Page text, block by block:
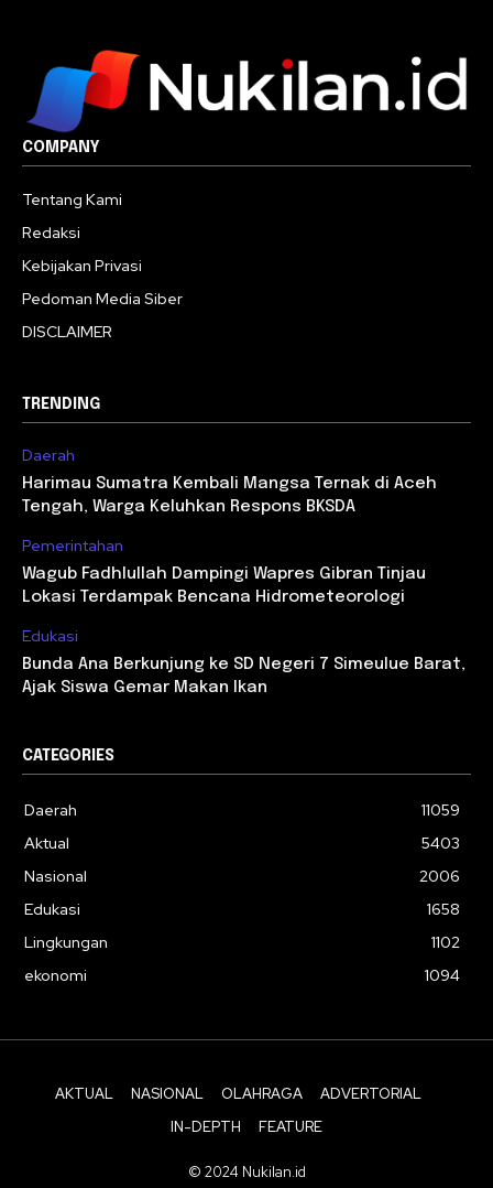
COMPANY
Tentang Kami
Redaksi
Kebijakan Privasi
Pedoman Media Siber
DISCLAIMER
TRENDING
Daerah
Harimau Sumatra Kembali Mangsa Ternak di Aceh
Tengah, Warga Keluhkan Respons BKSDA
Pemerintahan
Wagub Fadhlullah Dampingi Wapres Gibran Tinjau
Lokasi Terdampak Bencana Hidrometeorologi
Edukasi
Bunda Ana Berkunjung ke SD Negeri 7 Simeulue Barat,
Ajak Siswa Gemar Makan Ikan
CATEGORIES
Daerah
11059
Aktual
5403
Nasional
2006
Edukasi
1658
Lingkungan
1102
ekonomi
1094
AKTUAL NASIONAL OLAHRAGA
ADVERTORIAL
IN-DEPTH
FEATURE
© 2024 Nukilan.id